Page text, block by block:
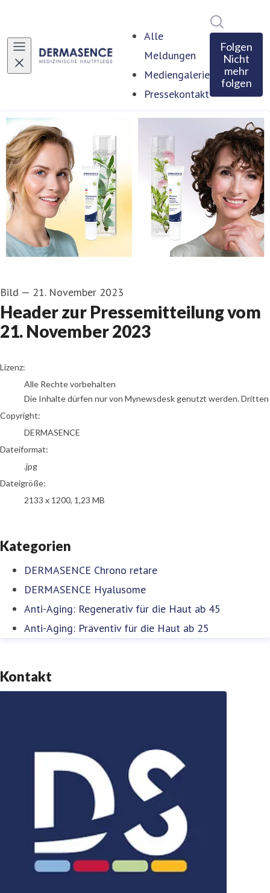
Alle
Meldungen
Mediengalerie
Pressekontakt
Folgen
Nicht
mehr
folgen
Bild — 21. November 2023
Header zur Pressemitteilung vom
21. November 2023
go to media item
Lizenz:
Alle Rechte vorbehalten
Die Inhalte dürfen nur von Mynewsdesk genutzt werden.
Copyright:
DERMASENCE
Dateiformat:
.jpg
Dateigröße:
2133 x 1200, 1,23 MB
Kategorien
DERMASENCE Chrono retare
DERMASENCE Hyalusome
Anti-Aging: Regenerativ für die Haut ab 45
Anti-Aging: Präventiv für die Haut ab 25
Kontakt